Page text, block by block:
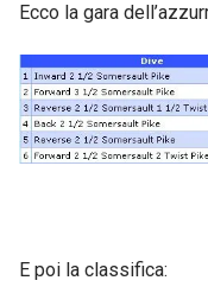
Ecco la gara
E poi la classifica: